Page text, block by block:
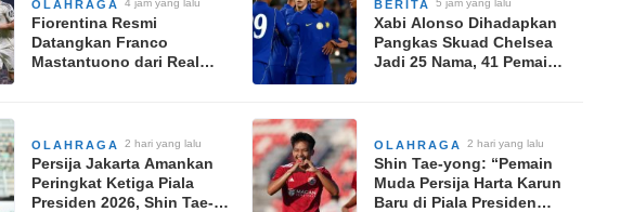
OLAHRAGA 4 jam yang lalu
Fiorentina Resmi
Datangkan Franco
Mastantuono dari Real
BERITA 5 jam yang lalu
Xabi Alonso Dihadapkan
Pangkas Skuad Chelsea
Jadi 25 Nama, 41 Pemain
OLAHRAGA 2 hari yang lalu
Persija Jakarta Amankan
Peringkat Ketiga Piala
Presiden 2026, Shin Tae-
OLAHRAGA 2 hari yang lalu
Shin Tae-yong: “Pemain
Muda Persija Harta Karun
Baru di Piala Presiden